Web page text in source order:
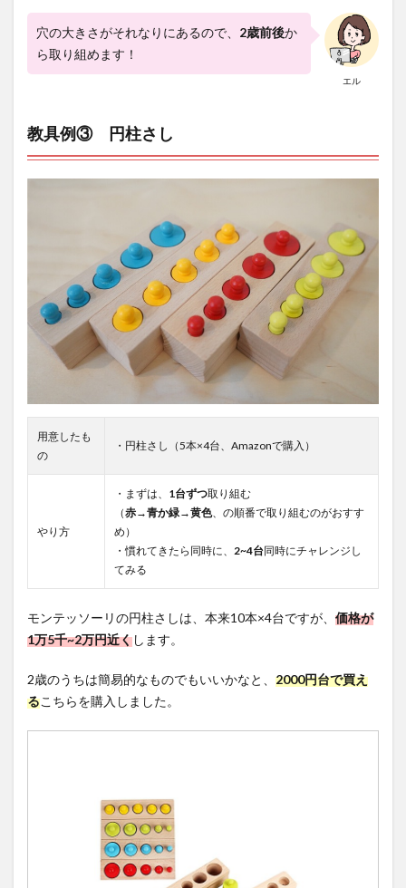
エル
穴の大きさがそれなりにあるので、 2歳前後か
ら取り組めます！
教具例③ 円柱さし
用意したも
の
・円柱さし（5本×4台、Amazonで購入）
やり方
・まずは、 1台ずつ取り組む
（赤→青か緑→黄色、の順番で取り組むのがおすす
め）
・慣れてきたら同時に、 2~4台同時にチャレンジし
てみる
モンテッソーリの円柱さしは、本来10本×4台ですが、 価格が
1万5千~2万円近くします。
2歳のうちは簡易的なものでもいいかなと、 2000円台で買え
るこちらを購入しました。